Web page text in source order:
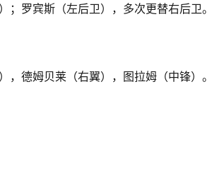
罗宾斯（左后卫），多次更替右后卫。
德姆贝莱（右翼），图拉姆（中锋）。